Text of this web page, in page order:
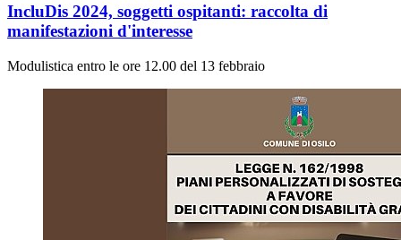
IncluDis 2024, soggetti ospitanti: raccolta di
manifestazioni d'interesse
Modulistica entro le ore 12.00 del 13 febbraio